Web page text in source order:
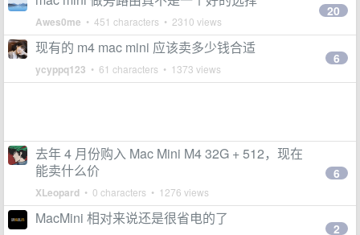
Awes0me • 451 characters • 2310 views
20
现有的 m4 mac mini 应该卖多少钱合适
ycyppq123 • 61 characters • 1373 views
6
去年 4 月份购入 Mac Mini M4 32G + 512，现在
能卖什么价
XLeopard • 0 characters • 1276 views
6
MacMini 相对来说还是很省电的了
2